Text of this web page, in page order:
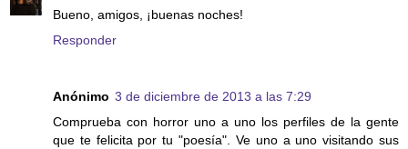
Bueno, amigos, ¡buenas noches!
Responder
Anónimo 3 de diciembre de 2013 a las 7:29
Comprueba con horror uno a uno los perfiles de la gente
que te felicita por tu "poesía". Ve uno a uno visitando sus